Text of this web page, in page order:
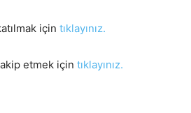
için tıklayınız.
etmek için tıklayınız.